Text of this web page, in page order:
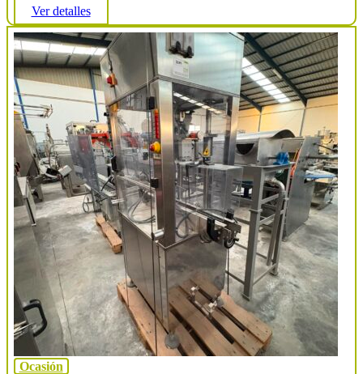
Ver detalles
Ocasión